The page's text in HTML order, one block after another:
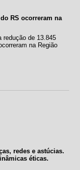
RS ocorreram na
redução de 13.845
na Região
redes e astúcias.
éticas.